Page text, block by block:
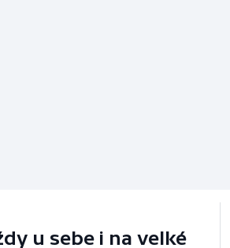
u sebe i na velké